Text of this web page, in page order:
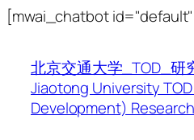
[mwai_chatbot
北京交通大学_TOD_研
Jiaotong University
Development)